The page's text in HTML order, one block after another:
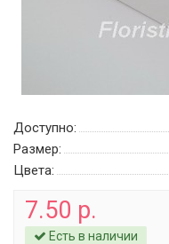
Доступно:
Размер:
Цвета:
7.50 р.
Есть в наличии